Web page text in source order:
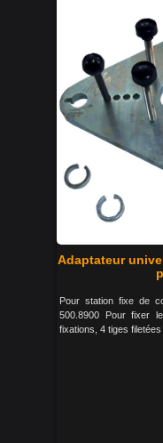
Adaptateur
Pour station fixe de
500.8900 Pour fixer
fixations, 4 tiges